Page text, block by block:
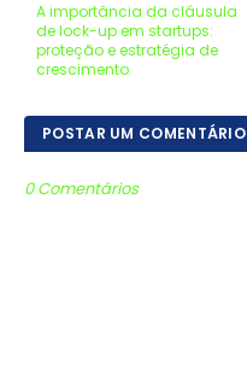
A importância da cláusula
de lock-up em startups:
proteção e estratégia de
crescimento
POSTAR UM COMENTÁRIO
0 Comentários